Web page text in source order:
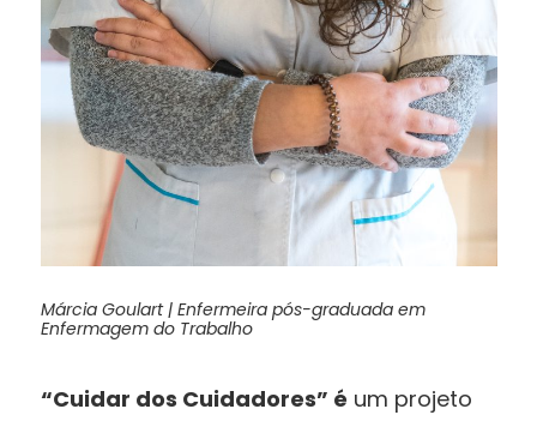
Márcia Goulart | Enfermeira pós-graduada em
Enfermagem do Trabalho
“Cuidar dos Cuidadores” é um projeto